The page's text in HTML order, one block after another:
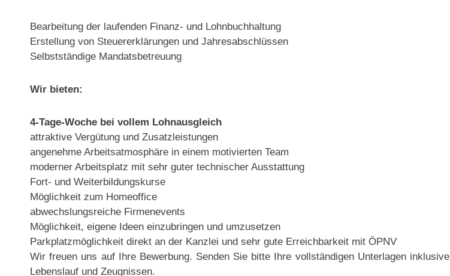
Bearbeitung der laufenden Finanz- und Lohnbuchhaltung
Erstellung von Steuererklärungen und Jahresabschlüssen
Selbstständige Mandatsbetreuung
Wir bieten:
4-Tage-Woche bei vollem Lohnausgleich
attraktive Vergütung und Zusatzleistungen
angenehme Arbeitsatmosphäre in einem motivierten Team
moderner Arbeitsplatz mit sehr guter technischer Ausstattung
Fort- und Weiterbildungskurse
Möglichkeit zum Homeoffice
abwechslungsreiche Firmenevents
Möglichkeit, eigene Ideen einzubringen und umzusetzen
Parkplatzmöglichkeit direkt an der Kanzlei und sehr gute Erreichbarkeit mit ÖPNV
Wir freuen uns auf Ihre Bewerbung. Senden Sie bitte Ihre vollständigen Unterlagen inklusive
Lebenslauf und Zeugnissen.